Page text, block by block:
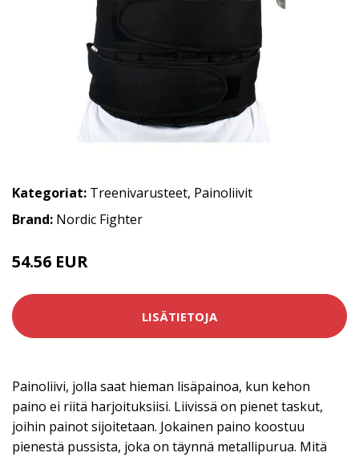
Kategoriat: Treenivarusteet, Painoliivit
Brand: Nordic Fighter
54.56 EUR
LISÄTIETOJA
Painoliivi, jolla saat hieman lisäpainoa, kun kehon
paino ei riitä harjoituksiisi. Liivissä on pienet taskut,
joihin painot sijoitetaan. Jokainen paino koostuu
pienestä pussista, joka on täynnä metallipurua. Mitä